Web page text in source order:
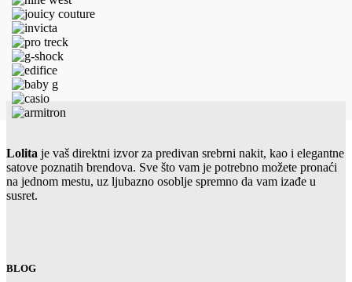
Lolita je vaš direktni izvor za predivan srebrni nakit, kao i elegantne
satove poznatih brendova. Sve što vam je potrebno možete pronaći
na jednom mestu, uz ljubazno osoblje spremno da vam izađe u
susret.
BLOG